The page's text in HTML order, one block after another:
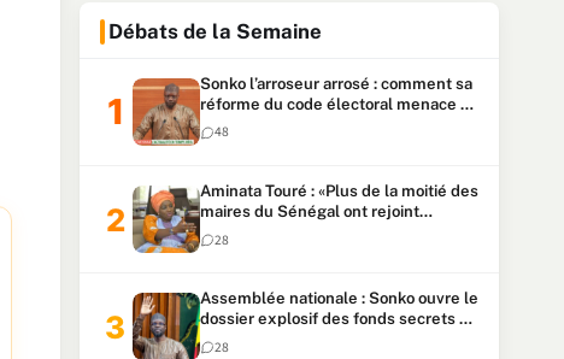
Débats de la Semaine
Sonko l’arroseur arrosé : comment sa
réforme du code électoral menace sa
candidature
48
Aminata Touré : «Plus de la moitié des
maires du Sénégal ont rejoint
Kiiraay»
28
Assemblée nationale : Sonko ouvre le
dossier explosif des fonds secrets et
du patrimoine présidentiel
28